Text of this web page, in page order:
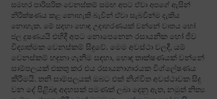
සමහර පාරිසරික වෙනස්කම් සමඟ අපට ඒවා අපගේ ඇසින්
නිරීක්ෂණය කළ නොහැකි බැවින් ඒවා සැබවින්ම දැකිය
නොහැක. මේ සඳහා හොඳ උදාහරණයක් වන්නේ වාතය හෝ
ජල දූෂණයයි එහිදී අපට නොපෙනෙන රසායනික හෝ ජීව
විද්‍යාත්මක වෙනස්කම් සිදුවේ. මෙම අවස්ථා වලදී, යම්
වෙනස්කම් හඳුනා ගැනීම සඳහා, හොඳ තාක්ෂණයක් වන්නේ
සාම්පලයක් එකතු කර එය රසායනාගාරයක විශ්ලේෂණය
කිරීමයි. තනි සාම්පලයක් ඔබට එක් නිශ්චිත අවස්ථාවක සිදු
වන දේ පිළිබඳ අදහසක් පමණක් ලබා දෙනු ඇත, නමුත් නිත්‍ය